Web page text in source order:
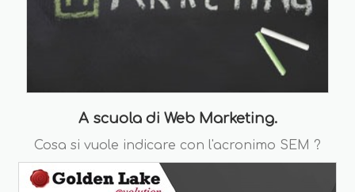
A scuola di Web Marketing.
Cosa si vuole indicare con l'acronimo SEM ?